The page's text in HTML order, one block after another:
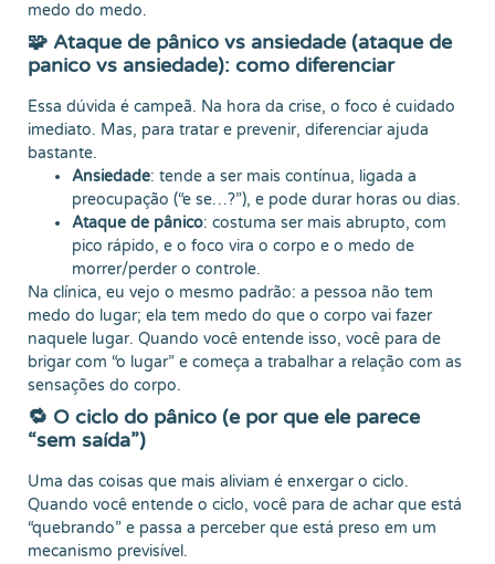
medo do medo.
🧩 Ataque de pânico vs ansiedade (ataque de
panico vs ansiedade): como diferenciar
Essa dúvida é campeã. Na hora da crise, o foco é cuidado
imediato. Mas, para tratar e prevenir, diferenciar ajuda
bastante.
Ansiedade: tende a ser mais contínua, ligada a
preocupação (“e se…?”), e pode durar horas ou dias.
Ataque de pânico: costuma ser mais abrupto, com
pico rápido, e o foco vira o corpo e o medo de
morrer/perder o controle.
Na clínica, eu vejo o mesmo padrão: a pessoa não tem
medo do lugar; ela tem medo do que o corpo vai fazer
naquele lugar. Quando você entende isso, você para de
brigar com “o lugar” e começa a trabalhar a relação com as
sensações do corpo.
🔁 O ciclo do pânico (e por que ele parece
“sem saída”)
Uma das coisas que mais aliviam é enxergar o ciclo.
Quando você entende o ciclo, você para de achar que está
“quebrando” e passa a perceber que está preso em um
mecanismo previsível.